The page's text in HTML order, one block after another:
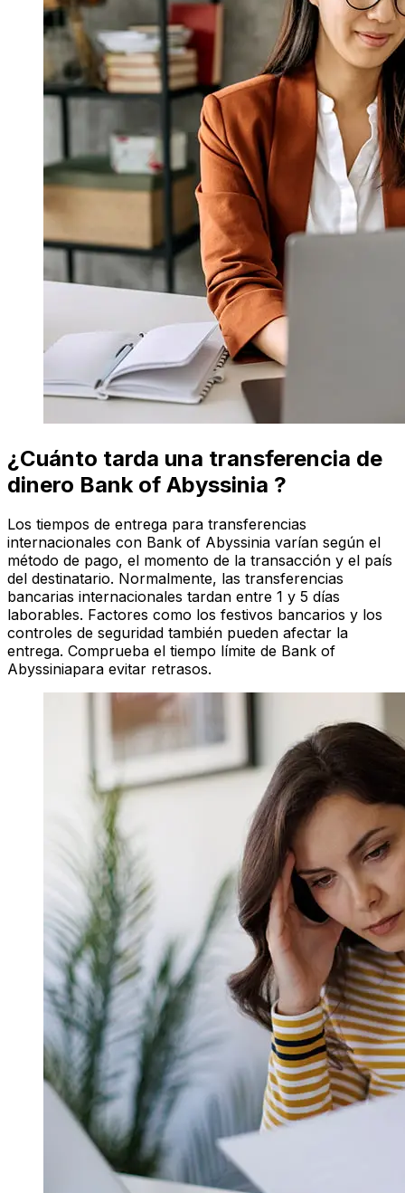
¿Cuánto tarda una transferencia de
dinero Bank of Abyssinia ?
Los tiempos de entrega para transferencias
internacionales con Bank of Abyssinia varían según el
método de pago, el momento de la transacción y el país
del destinatario. Normalmente, las transferencias
bancarias internacionales tardan entre 1 y 5 días
laborables. Factores como los festivos bancarios y los
controles de seguridad también pueden afectar la
entrega. Comprueba el tiempo límite de Bank of
Abyssiniapara evitar retrasos.